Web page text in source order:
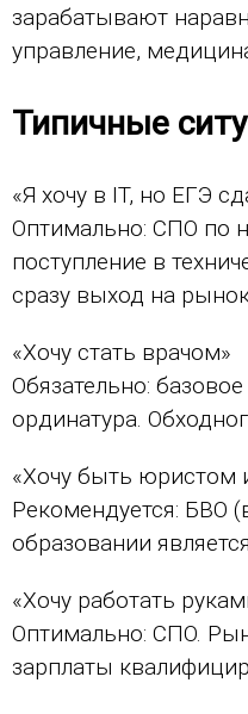
зарабатывают
управление,
Типичные
«Я хочу в IT, но ЕГЭ
Оптимально: СПО по
поступление в
сразу выход на
«Хочу стать врачом»
Обязательно:
ординатура.
«Хочу быть юристом
Рекомендуется: БВО
образовании
«Хочу работать
Оптимально: СПО.
зарплаты